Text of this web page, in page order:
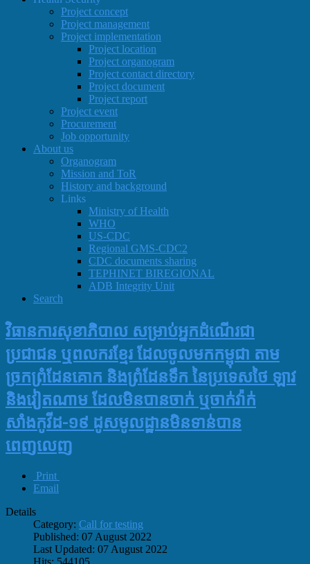
Project concept
Project management
Project implementation
Project location
Project organogram
Project contact directory
Project document
Project report
Project event
Procurement
Job opportunity
About us
Organogram
Mission and ToR
History and background
Links
Ministry of Health
WHO
US-CDC
Regional GMS-CDC2
CDC documents sharing
TEPHINET BIREGIONAL
ADB Integrity Unit
Search
វិធានការសុខាភិបាល សម្រាប់អ្នកដំណើរជា
ប្រជាជន ឬពលករខ្មែរ ដែលចូលមកកម្ពុជា តាម
ច្រកព្រំដែនគោក និងព្រំដែនទឹក នៃប្រទេសថៃ ឡាវ
និងវៀតណាម ដែលមិនបានចាក់ ឬចាក់វ៉ាក់
សាំងកូវីដ-១៩ ដូសមូលដ្ឋានមិនទាន់បាន
ពេញលេញ
Print
Email
Details
Category: Call for testing
Published: 07 August 2022
Last Updated: 07 August 2022
Hits: 544105